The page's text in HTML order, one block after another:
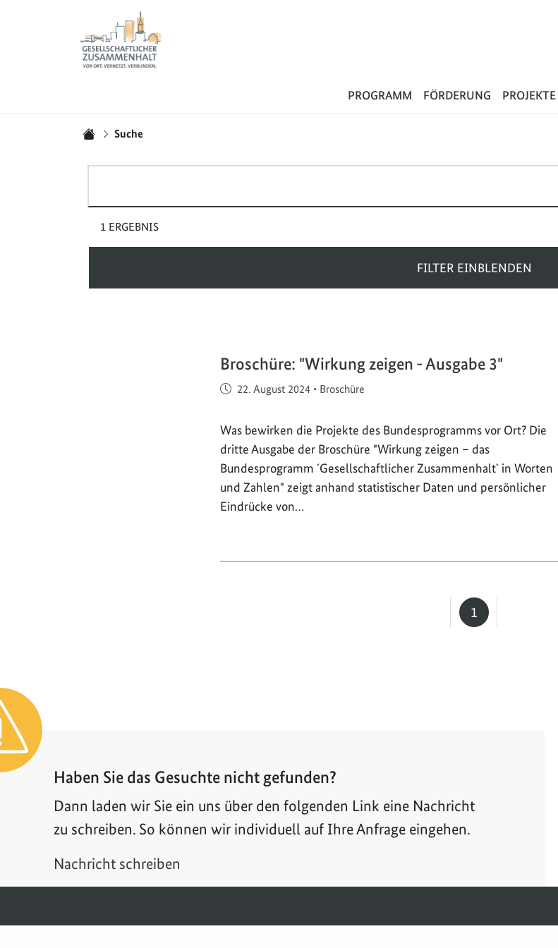
PROGRAMM FÖRDERUNG PROJEKTE
Suche
1 ERGEBNIS
FILTER EINBLENDEN
Broschüre: "Wirkung zeigen - Ausgabe 3"
Veröffentlicht am
22. August 2024 • Broschüre
Was bewirken die Projekte des Bundesprogramms vor Ort? Die
dritte Ausgabe der Broschüre "Wirkung zeigen – das
Bundesprogramm ´Gesellschaftlicher Zusammenhalt` in Worten
und Zahlen" zeigt anhand statistischer Daten und persönlicher
Eindrücke von…
Seite
1
Haben Sie das Gesuchte nicht gefunden?
Dann laden wir Sie ein uns über den folgenden Link eine Nachricht
zu schreiben. So können wir individuell auf Ihre Anfrage eingehen.
Nachricht schreiben